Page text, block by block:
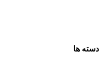
دسته ها